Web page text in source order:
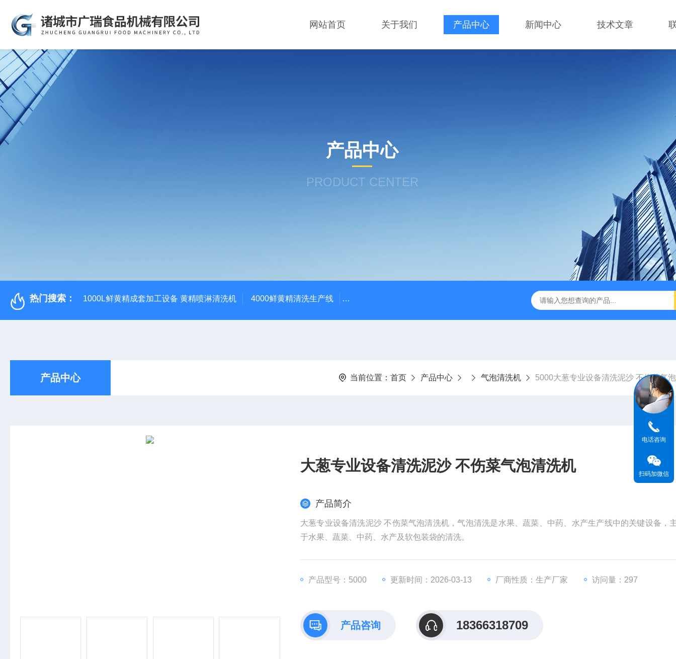
网站首页 关于我们 产品中心 新闻中心 技术文章
产品中心
PRODUCT CENTER
热门搜索： 1000L鲜黄精成套加工设备 黄精喷淋清洗机 4000鲜黄精清洗生产线 520红薯干拉伸膜包装机 地瓜清洗包装流水线 320宽粉拉伸膜真空包装机
产品中心 当前位置： 首页 产品中心 气泡清洗机 5000大葱专业设备清洗泥沙 不伤菜气
大葱专业设备清洗泥沙 不伤菜气泡清洗机
产品简介
大葱专业设备清洗泥沙 不伤菜气泡清洗机，气泡清洗是水果、蔬菜、中药、水产生产线中的关键设备，
于水果、蔬菜、中药、水产及软包装袋的清洗。
产品型号：5000 更新时间：2026-03-13 厂商性质：生产厂家 访问量：297
产品咨询 18366318709
电话咨询
扫码加微信